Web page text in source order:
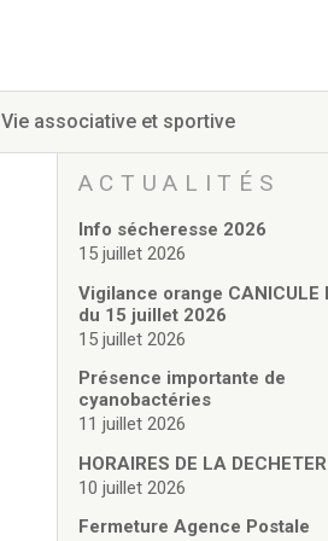
Vie associative et sportive
ACTUALITÉS
Info sécheresse 2026
15 juillet 2026
Vigilance orange CANICULE
du 15 juillet 2026
15 juillet 2026
Présence importante de
cyanobactéries
11 juillet 2026
HORAIRES DE LA
10 juillet 2026
Fermeture Agence Postale